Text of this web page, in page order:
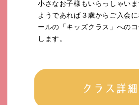
小さなお子様もいらっしゃい
ようであれば３歳からご入会
ールの「キッズクラス」への
します。